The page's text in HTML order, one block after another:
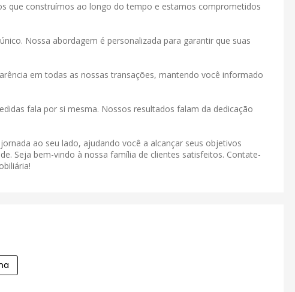
que construímos ao longo do tempo e estamos comprometidos
Nossa abordagem é personalizada para garantir que suas
em todas as nossas transações, mantendo você informado
fala por si mesma. Nossos resultados falam da dedicação
ao seu lado, ajudando você a alcançar seus objetivos
Seja bem-vindo à nossa família de clientes satisfeitos. Contate-